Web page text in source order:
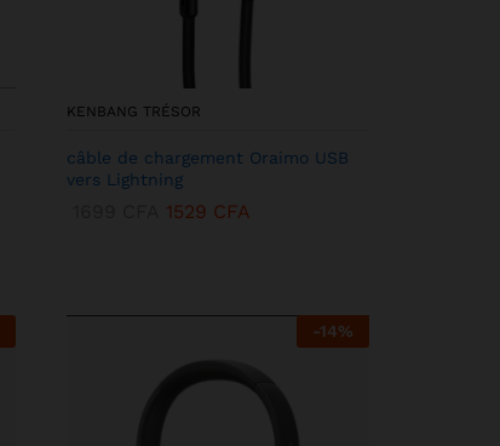
KENBANG TRÉSOR
câble de chargement Oraimo USB
vers Lightning
1529 CFA
-14%